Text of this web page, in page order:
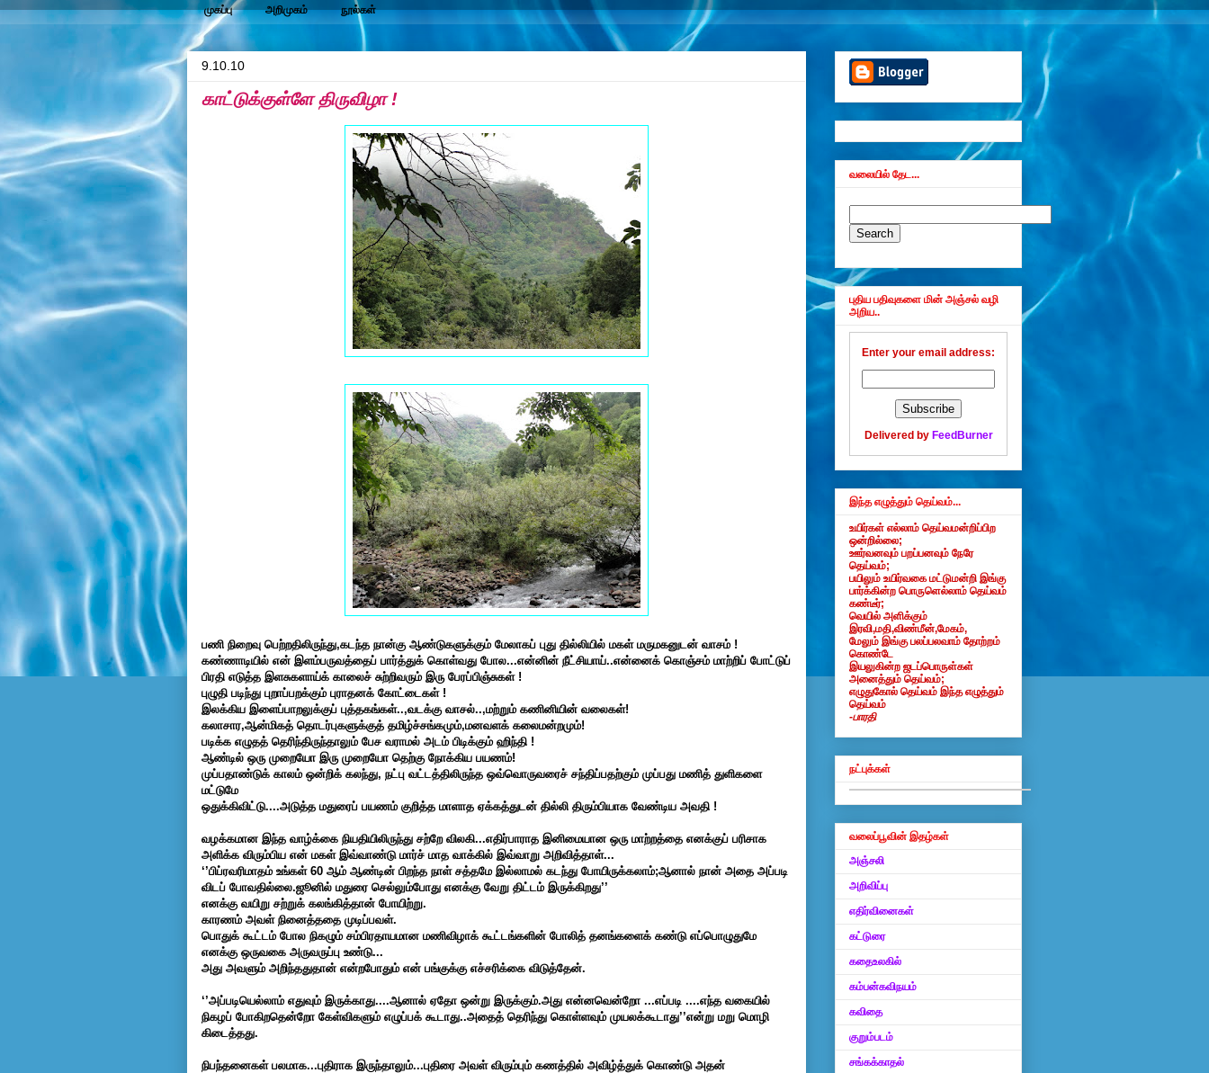
முகப்பு அறிமுகம் நூல்கள்
9.10.10
காட்டுக்குள்ளே திருவிழா !
பணி நிறைவு பெற்றதிலிருந்து,கடந்த நான்கு ஆண்டுகளுக்கும் மேலாகப் புது தில்லியில் மகள் மருமகனுடன் வாசம் !
கண்ணாடியில் என் இளம்பருவத்தைப் பார்த்துக் கொள்வது போல...என்னின் நீட்சியாய்..என்னைக் கொஞ்சம் மாற்றிப் போட்டுப்
பிரதி எடுத்த இளசுகளாய்க் காலைச் சுற்றிவரும் இரு பேரப்பிஞ்சுகள் !
புழுதி படிந்து புறாப்பறக்கும் புராதனக் கோட்டைகள் !
இலக்கிய இளைப்பாறலுக்குப் புத்தகங்கள்..,வடக்கு வாசல்..,மற்றும் கணினியின் வலைகள்!
கலாசார,ஆன்மிகத் தொடர்புகளுக்குத் தமிழ்ச்சங்கமும்,மனவளக் கலைமன்றமும்!
படிக்க எழுதத் தெரிந்திருந்தாலும் பேச வராமல் அடம் பிடிக்கும் ஹிந்தி !
ஆண்டில் ஒரு முறையோ இரு முறையோ தெற்கு நோக்கிய பயணம்!
முப்பதாண்டுக் காலம் ஒன்றிக் கலந்து, நட்பு வட்டத்திலிருந்த ஒவ்வொருவரைச் சந்திப்பதற்கும் முப்பது மணித் துளிகளை
மட்டுமே
ஒதுக்கிவிட்டு....அடுத்த மதுரைப் பயணம் குறித்த மாளாத ஏக்கத்துடன் தில்லி திரும்பியாக வேண்டிய அவதி !
வழக்கமான இந்த வாழ்க்கை நியதியிலிருந்து சற்றே விலகி...எதிர்பாராத இனிமையான ஒரு மாற்றத்தை எனக்குப் பரிசாக
அளிக்க விரும்பிய என் மகள் இவ்வாண்டு மார்ச் மாத வாக்கில் இவ்வாறு அறிவித்தாள்...
‘’பிப்ரவரிமாதம் உங்கள் 60 ஆம் ஆண்டின் பிறந்த நாள் சத்தமே இல்லாமல் கடந்து போயிருக்கலாம்;ஆனால் நான் அதை அப்படி
விடப் போவதில்லை.ஜூனில் மதுரை செல்லும்போது எனக்கு வேறு திட்டம் இருக்கிறது’’
எனக்கு வயிறு சற்றுக் கலங்கித்தான் போயிற்று.
காரணம் அவள் நினைத்ததை முடிப்பவள்.
பொதுக் கூட்டம் போல நிகழும் சம்பிரதாயமான மணிவிழாக் கூட்டங்களின் போலித் தனங்களைக் கண்டு எப்பொழுதுமே
எனக்கு ஒருவகை அருவருப்பு உண்டு...
அது அவளும் அறிந்ததுதான் என்றபோதும் என் பங்குக்கு எச்சரிக்கை விடுத்தேன்.
‘’அப்படியெல்லாம் எதுவும் இருக்காது....ஆனால் ஏதோ ஒன்று இருக்கும்.அது என்னவென்றோ ...எப்படி ....எந்த வகையில்
நிகழப் போகிறதென்றோ கேள்விகளும் எழுப்பக் கூடாது..அதைத் தெரிந்து கொள்ளவும் முயலக்கூடாது’’என்று மறு மொழி
கிடைத்தது.
நிபந்தனைகள் பலமாக...புதிராக இருந்தாலும்...புதிரை அவள் விரும்பும் கணத்தில் அவிழ்த்துக் கொண்டு அதன்
வலையில் தேட...
புதிய பதிவுகளை மின் அஞ்சல் வழி
அறிய..
Enter your email address:
Delivered by FeedBurner
இந்த எழுத்தும் தெய்வம்...
உயிர்கள் எல்லாம் தெய்வமன்றிப்பிற
ஒன்றில்லை;
ஊர்வனவும் பறப்பனவும் நேரே
தெய்வம்;
பயிலும் உயிர்வகை மட்டுமன்றி இங்கு
பார்க்கின்ற பொருளெல்லாம் தெய்வம்
கண்டீர்;
வெயில் அளிக்கும்
இரவி,மதி,விண்மீன்,மேகம்,
மேலும் இங்கு பலப்பலவாம் தோற்றம்
கொண்டே
இயலுகின்ற ஜடப்பொருள்கள்
அனைத்தும் தெய்வம்;
எழுதுகோல் தெய்வம் இந்த எழுத்தும்
தெய்வம்
-பாரதி
நட்புக்கள்
வலைப்பூவின் இதழ்கள்
அஞ்சலி
அறிவிப்பு
எதிர்வினைகள்
கட்டுரை
கதைஉலகில்
கம்பன்கவிநயம்
கவிதை
குறும்படம்
சங்கக்காதல்